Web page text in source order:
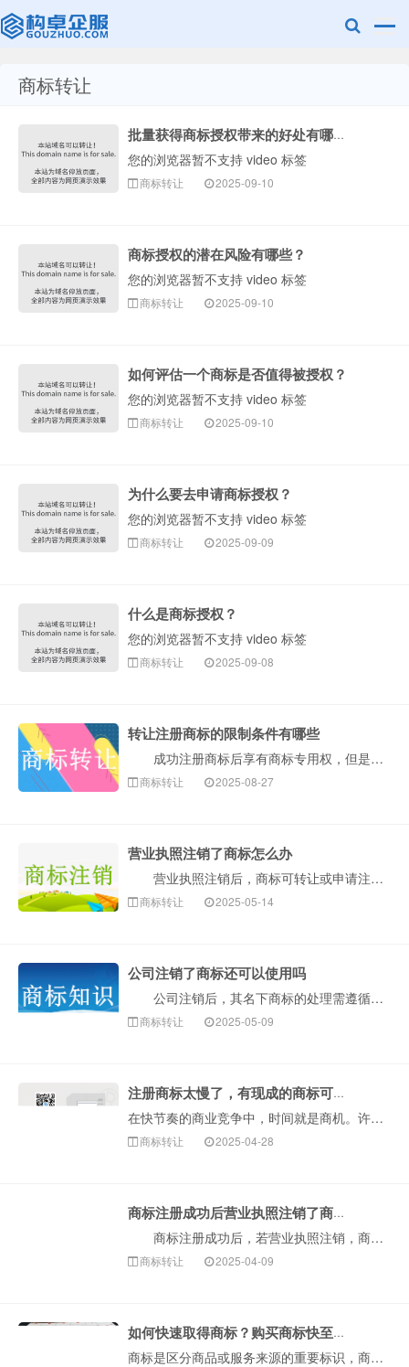
产权有限公司
商标转让
批量获得商标授权带来的好处有哪些？
您的浏览器暂不支持 video 标签
商标转让 2025-09-10
商标授权的潜在风险有哪些？
您的浏览器暂不支持 video 标签
商标转让 2025-09-10
如何评估一个商标是否值得被授权？
您的浏览器暂不支持 video 标签
商标转让 2025-09-10
为什么要去申请商标授权？
您的浏览器暂不支持 video 标签
商标转让 2025-09-09
什么是商标授权？
您的浏览器暂不支持 video 标签
商标转让 2025-09-08
转让注册商标的限制条件有哪些
成功注册商标后享有商标专用权，但是注册商标的转让并非随心所欲，需要遵守我国商标法及相关法律法规的规定。以下是构卓企服介绍转让注册商标的主要限制条件···
商标转让 2025-08-27
营业执照注销了商标怎么办
营业执照注销后，商标可转让或申请注销。若选择注销商标，需向商标局提交申请书并交还《商标注册证》。核准后，商标专用权将终止。那么，营业执照注销了商标···
商标转让 2025-05-14
公司注销了商标还可以使用吗
公司注销后，其名下商标的处理需遵循法律规定。若未对商标进行合法转让或继承，原公司注销后继续使用该商标可能面临法律风险。商标是品牌的核心资产，企业注···
商标转让 2025-05-09
注册商标太慢了，有现成的商标可以买吗？
在快节奏的商业竞争中，时间就是商机。许多商标申请人发现，从零开始注册商标不仅流程复杂、耗时长，还可能面临驳回风险。因此，“直接购买现成商标···
商标转让 2025-04-28
商标注册成功后营业执照注销了商标还有效吗
商标注册成功后，若营业执照注销，商标将不再有效。公司注销导致其法人资格消失，商标名义变更，未办转让手续商标局可撤销。企业注销前应妥善处理商标事宜。···
商标转让 2025-04-09
如何快速取得商标？购买商标快至当天可用！
商标是区分商品或服务来源的重要标识，商标分为注册商标和未注册商标，只有注册商标才享有专用权，受到法律保护。但是，商标注册流程往往需要耗费数月的时间，并···